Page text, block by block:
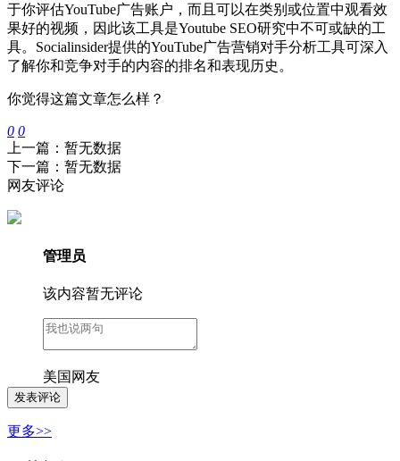
于你评估YouTube广告账户，而且可以在类别或位置中观看效
果好的视频，因此该工具是Youtube SEO研究中不可或缺的工
具。Socialinsider提供的YouTube广告营销对手分析工具可深入
了解你和竞争对手的内容的排名和表现历史。
你觉得这篇文章怎么样？
0 0
上一篇：暂无数据
下一篇：暂无数据
网友评论
管理员
该内容暂无评论
美国网友
更多>>